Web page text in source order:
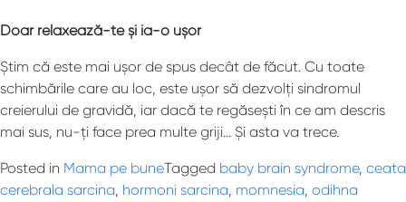
Doar relaxează-te și ia-o ușor
Știm că este mai ușor de spus decât de făcut. Cu toate
schimbările care au loc, este ușor să dezvolți sindromul
creierului de gravidă, iar dacă te regăsești în ce am descris
mai sus, nu-ți face prea multe griji… Și asta va trece.
Posted in Mama pe buneTagged baby brain syndrome, ceata
cerebrala sarcina, hormoni sarcina, momnesia, odihna